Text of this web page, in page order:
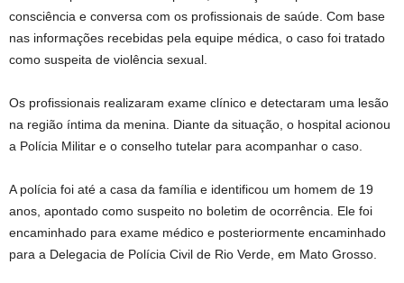
consciência e conversa com os profissionais de saúde. Com base
nas informações recebidas pela equipe médica, o caso foi tratado
como suspeita de violência sexual.
Os profissionais realizaram exame clínico e detectaram uma lesão
na região íntima da menina. Diante da situação, o hospital acionou
a Polícia Militar e o conselho tutelar para acompanhar o caso.
A polícia foi até a casa da família e identificou um homem de 19
anos, apontado como suspeito no boletim de ocorrência. Ele foi
encaminhado para exame médico e posteriormente encaminhado
para a Delegacia de Polícia Civil de Rio Verde, em Mato Grosso.